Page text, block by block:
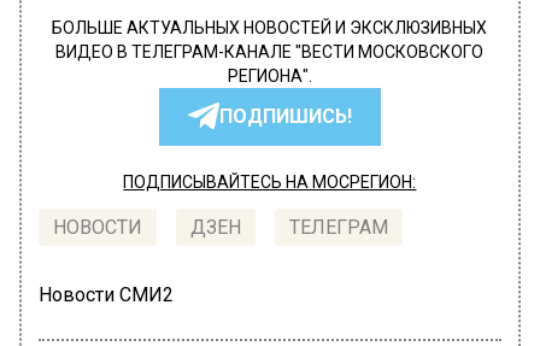
БОЛЬШЕ АКТУАЛЬНЫХ НОВОСТЕЙ И ЭКСКЛЮЗИВНЫХ
ВИДЕО В ТЕЛЕГРАМ-КАНАЛЕ "ВЕСТИ МОСКОВСКОГО
РЕГИОНА".
ПОДПИШИСЬ!
ПОДПИСЫВАЙТЕСЬ НА МОСРЕГИОН:
НОВОСТИ ДЗЕН ТЕЛЕГРАМ
Новости СМИ2